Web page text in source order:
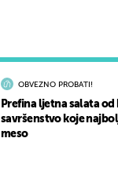
OBVEZNO PROBATI!
Prefina ljetna salata
savršenstvo koje
meso